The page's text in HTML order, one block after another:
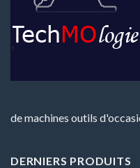
de machines outils
DERNIERS PRODUITS